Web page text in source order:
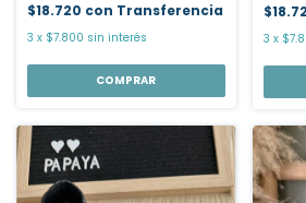
$18.720 con Transferencia
3 x $7.800 sin interés
COMPRAR
3 x